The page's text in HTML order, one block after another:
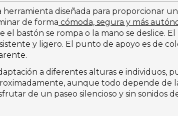
herramienta diseñada para proporcionar
de forma cómoda, segura y más
el bastón se rompa o la mano se
y ligero. El punto de apoyo es de
a diferentes alturas e individuos,
aunque todo depende de
de un paseo silencioso y sin sonidos